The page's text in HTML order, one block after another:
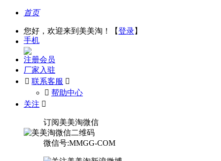
首页
您好，欢迎来到美美淘！【登录】
手机
注册会员
厂家入驻
 联系客服 
󰅃 帮助中心
关注 
订阅美美淘微信
微信号:MMGG-COM